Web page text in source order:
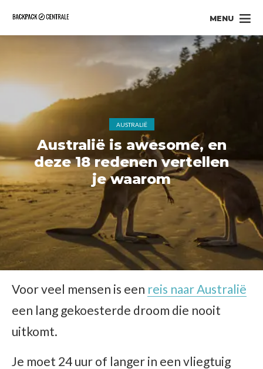
MENU
AUSTRALIË
Australië is awesome, en
deze 18 redenen vertellen
je waarom
Voor veel mensen is een reis naar Australië
een lang gekoesterde droom die nooit
uitkomt.
Je moet 24 uur of langer in een vliegtuig